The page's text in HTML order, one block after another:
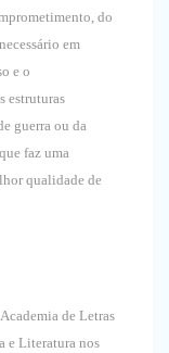
do
em
e o
estruturas
guerra ou da
faz uma
qualidade de
de Letras
e Literatura nos